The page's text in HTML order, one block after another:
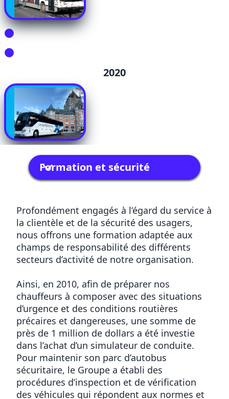
2020
Formation et sécurité
Profondément engagés à l’égard du service à
la clientèle et de la sécurité des usagers,
nous offrons une formation adaptée aux
champs de responsabilité des différents
secteurs d’activité de notre organisation.
Ainsi, en 2010, afin de préparer nos
chauffeurs à composer avec des situations
d’urgence et des conditions routières
précaires et dangereuses, une somme de
près de 1 million de dollars a été investie
dans l’achat d’un simulateur de conduite.
Pour maintenir son parc d’autobus
sécuritaire, le Groupe a établi des
procédures d’inspection et de vérification
des véhicules qui répondent aux normes et